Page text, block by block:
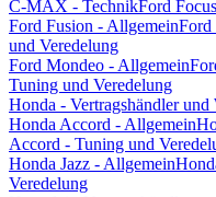
C-MAX - TechnikFord
Ford Fusion - AllgemeinFord
und Veredelung
Ford Mondeo - Allgemein
Tuning und Veredelung
Honda - Vertragshändler und
Honda Accord - Allgemein
Accord - Tuning und
Honda Jazz - Allgemein
Veredelung